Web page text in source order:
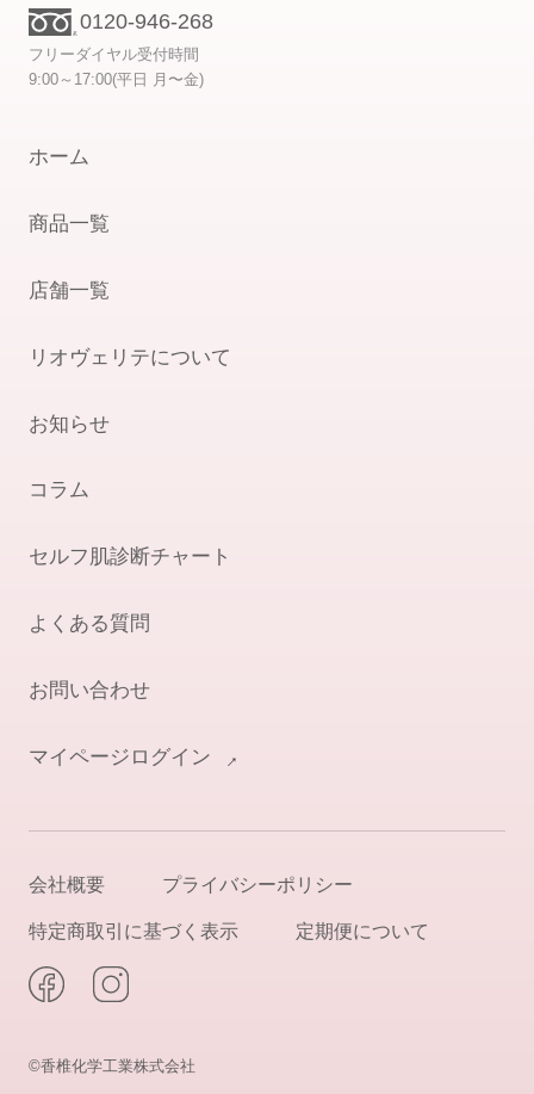
0120-946-268
フリーダイヤル受付時間
9:00～17:00(平日 月〜金)
ホーム
商品一覧
店舗一覧
リオヴェリテについて
お知らせ
コラム
セルフ肌診断チャート
よくある質問
お問い合わせ
マイページログイン
会社概要 プライバシーポリシー
特定商取引に基づく表示 定期便について
©香椎化学工業株式会社